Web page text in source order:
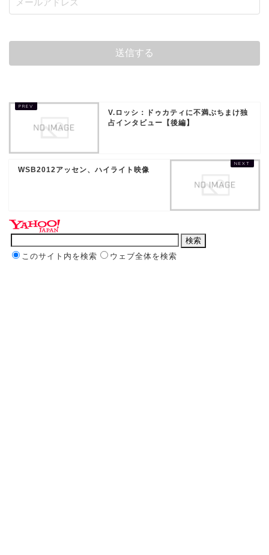
V.ロッシ：ドゥカティに不満ぶちまけ独
占インタビュー【後編】
WSB2012アッセン、ハイライト映像
このサイト内を検索 ウェブ全体を検索